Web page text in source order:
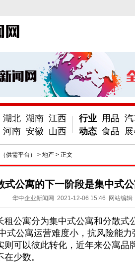
湖北 湖南 江西
河南 安徽 山西
行业
动态
用品
食品
供需平台） > 地产 > 正文
式公寓的下一阶段是集中式
华中企业新闻网 2021-12-06 15:46 网站编辑
租公寓分为集中式公寓和分散式
式公寓运营难度小，抗风险能
则可以彼此转化，近年来公寓品
少数。